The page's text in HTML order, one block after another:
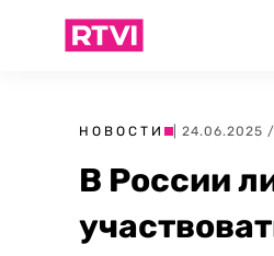
НОВОСТИ | 24.06.2025
В России